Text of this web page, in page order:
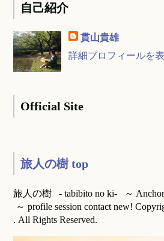
自己紹介
貫山貴雄
詳細プロフィールを
Official Site
旅人の樹 top
旅人の樹 - tabibito no ki- ～
～ profile session contact new!
. All Rights Reserved.